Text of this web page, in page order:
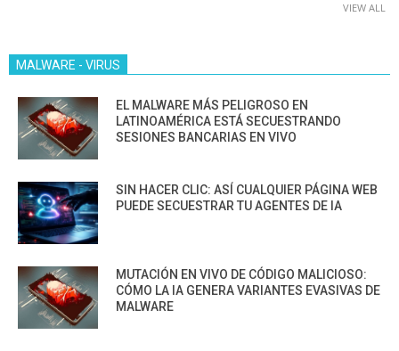
VIEW ALL
MALWARE - VIRUS
EL MALWARE MÁS PELIGROSO EN
LATINOAMÉRICA ESTÁ SECUESTRANDO
SESIONES BANCARIAS EN VIVO
SIN HACER CLIC: ASÍ CUALQUIER PÁGINA WEB
PUEDE SECUESTRAR TU AGENTES DE IA
MUTACIÓN EN VIVO DE CÓDIGO MALICIOSO:
CÓMO LA IA GENERA VARIANTES EVASIVAS DE
MALWARE